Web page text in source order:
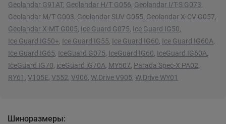
Geolandar G91AT, Geolandar H/T G056, Geolandar I/T-S G073,
Geolandar M/T G003, Geolandar SUV G055, Geolandar X-CV G057,
Geolandar X-MT G005, Ice Guard G075, Ice Guard IG50,
Ice Guard IG50+, Ice Guard IG55, Ice Guard IG60, Ice Guard IG60A,
Ice Guard IG65, IceGuard G075, IceGuard IG60, IceGuard IG60A,
IceGuard IG70, iceGuard iG70A, MY507, Parada Spec-X PA02,
RY61 , V105E, V552, V906, W.Drive V905, W.Drive WY01
Шиноразмеры: